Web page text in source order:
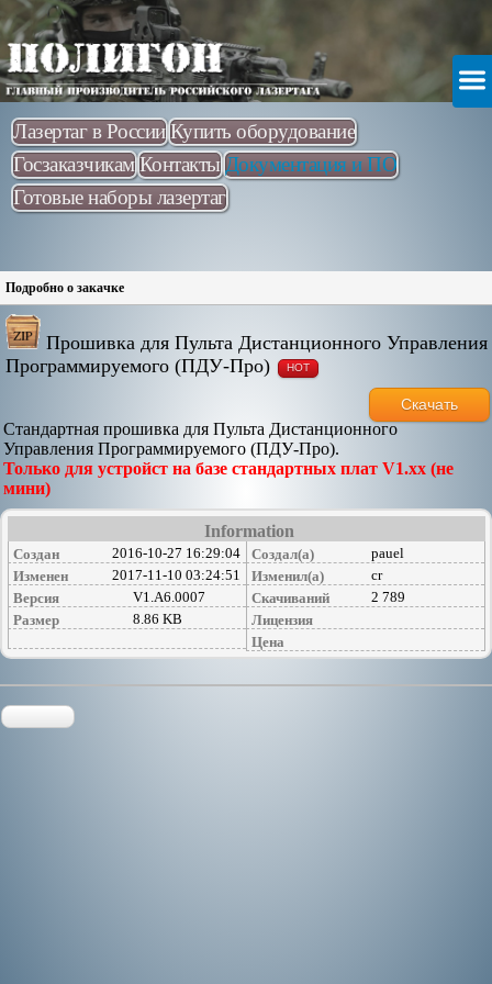
Лазертаг в России Купить оборудование
Госзаказчикам Контакты Документация и ПО
Готовые наборы лазертаг
Подробно о закачке
Прошивка для Пульта Дистанционного Управления
Программируемого (ПДУ-Про)
HOT
Скачать
Стандартная прошивка для Пульта Дистанционного
Управления Программируемого (ПДУ-Про).
Только для устройст на базе стандартных плат V1.xx (не
мини)
Information
Создан
2016-10-27 16:29:04
Изменен
2017-11-10 03:24:51
Версия
V1.A6.0007
Размер
8.86 KB
Создал(а)
pauel
Изменил(а)
cr
Скачиваний
2 789
Лицензия
Цена